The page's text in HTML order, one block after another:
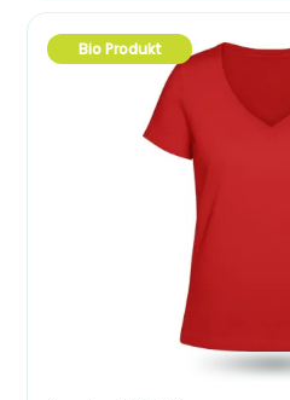
Bio Produkt